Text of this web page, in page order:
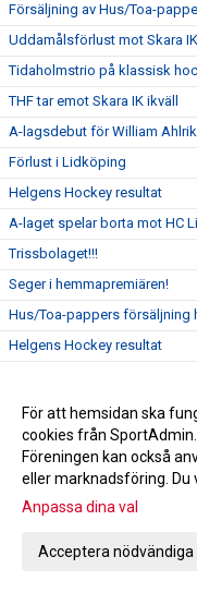
Försäljning av Hus/Toa-
Uddamålsförlust mot Skara IK
Tidaholmstrio på klassisk
THF tar emot Skara IK ikväll
A-lagsdebut för William Ahlrik
Förlust i Lidköping
Helgens Hockey resultat
A-laget spelar borta mot HC
Trissbolaget!!!
Seger i hemmapremiären!
Hus/Toa-pappers försäljning
Helgens Hockey resultat
Kiosktider
Bilder kick-off!
Profilkläder
Utprovning av profilkläder
För att hemsidan ska
cookies från
Föreningen kan också
eller marknadsföring. Du
Anpassa dina val
Acceptera nödvändiga